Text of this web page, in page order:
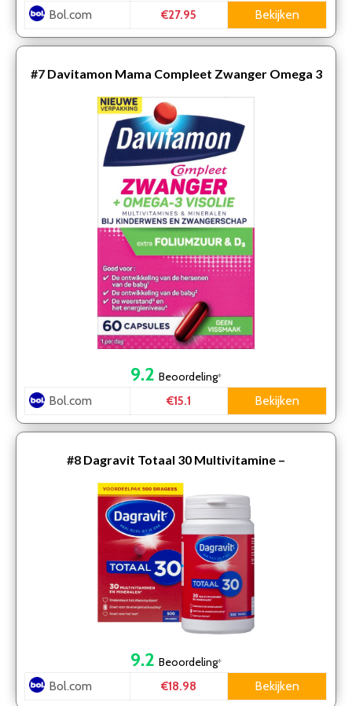
Bol.com €27.95 Bekijken
#7 Davitamon Mama Compleet Zwanger Omega 3
Visolie met Foliumzuur – Multivitamine
zwangerschap met vita…
9.2 Beoordeling*
Bol.com €15.1 Bekijken
#8 Dagravit Totaal 30 Multivitamine –
Voordeelverpakking – 500 dragees
9.2 Beoordeling*
Bol.com €18.98 Bekijken